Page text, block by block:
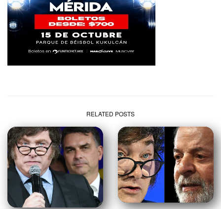
RELATED POSTS